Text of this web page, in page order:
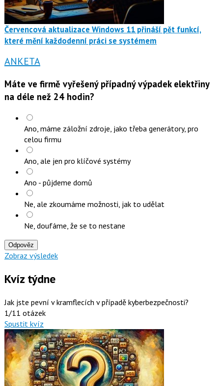
Červencová aktualizace Windows 11 přináší pět funkcí,
které mění každodenní práci se systémem
ANKETA
Máte ve firmě vyřešený případný výpadek elektřiny
na déle než 24 hodin?
Ano, máme záložní zdroje, jako třeba generátory, pro
celou firmu
Ano, ale jen pro klíčové systémy
Ano - půjdeme domů
Ne, ale zkoumáme možnosti, jak to udělat
Ne, doufáme, že se to nestane
Odpověz
Zobraz výsledek
Kvíz týdne
Jak jste pevní v kramflecích v případě kyberbezpečnosti?
1/11 otázek
Spustit kvíz